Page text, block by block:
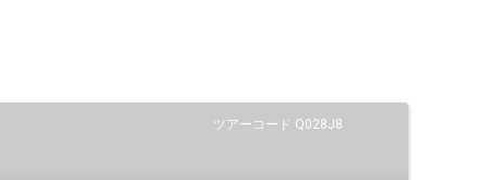
ツアーコード Q028J8